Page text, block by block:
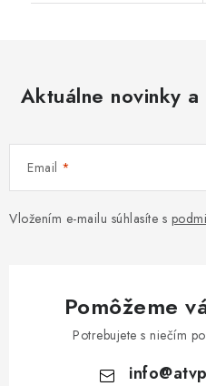
Aktuálne novinky
Email
Vložením e-mailu súhlasíte s
Pomôžeme
Potrebujete s niečím
info@